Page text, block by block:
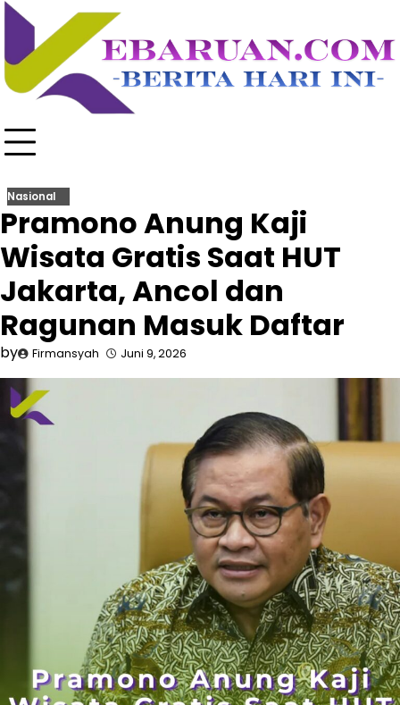
Skip
content
Nasional
Pramono Anung Kaji
Wisata Gratis Saat HUT
Jakarta, Ancol dan
Ragunan Masuk Daftar
by Firmansyah Juni 9, 2026